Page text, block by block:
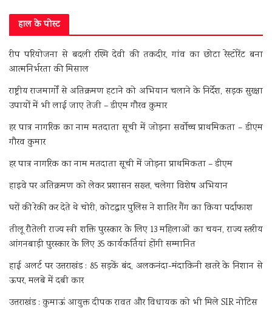
हाल के पोस्ट
रीप परियोजना से बदली रश्मि देवी की तकदीर, गांव का छोटा रेस्टोरेंट बना
आत्मनिर्भरता की मिसाल
राष्ट्रीय राजमार्गों से अतिक्रमण हटाने को अभियान चलाने के निर्देश, सड़क सुरक्षा
उपायों में भी लाई जाए तेजी – डीएम गौरव कुमार
हर पात्र नागरिक का नाम मतदाता सूची में जोड़ना सर्वोच्च प्राथमिकता – डीएम
गौरव कुमार
हर पात्र नागरिक का नाम मतदाता सूची में जोड़ना प्राथमिकता – डीएम
हाइवे पर अतिक्रमण को लेकर प्रशासन सख्त, चलेगा विशेष अभियान
घरों की रेकी कर देते थे चोरी, कोटद्वार पुलिस ने शातिर गैंग का किया पर्दाफाश
तीलू रौतेली राज्य स्त्री शक्ति पुरस्कार के लिए 13 महिलाओं का चयन, राज्य स्तरीय
आंगनबाड़ी पुरस्कार के लिए 35 कार्यकर्तियां होंगी सम्मानित
हाई अलर्ट पर उत्तराखंड : 85 सड़कें बंद, अलकनंदा-मंदाकिनी खतरे के निशान से
ऊपर, मलबे में दबी कार
उत्तराखंड : कुमाऊं आयुक्त दीपक रावत और विधायक को भी मिले SIR नोटिस